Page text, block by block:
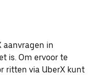
aanvragen in
is. Om ervoor te
ritten via UberX kunt